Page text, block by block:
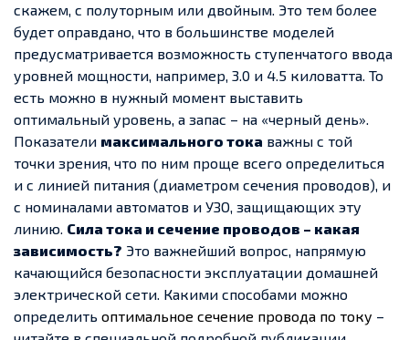
скажем, с полуторным или двойным. Это тем более
будет оправдано, что в большинстве моделей
предусматривается возможность ступенчатого ввода
уровней мощности, например, 3.0 и 4.5 киловатта. То
есть можно в нужный момент выставить
оптимальный уровень, а запас – на «черный день».
Показатели максимального тока важны с той
точки зрения, что по ним проще всего определиться
и с линией питания (диаметром сечения проводов), и
с номиналами автоматов и УЗО, защищающих эту
линию. Сила тока и сечение проводов – какая
зависимость? Это важнейший вопрос, напрямую
качающийся безопасности эксплуатации домашней
электрической сети. Какими способами можно
определить оптимальное сечение провода по току –